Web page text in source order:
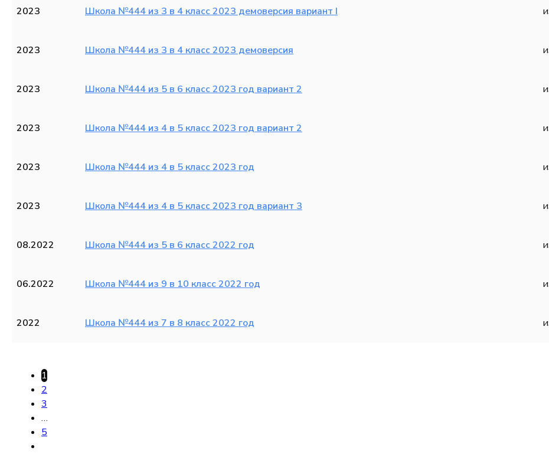
2023 Школа №444 из 3 в 4 класс 2023 демоверсия вариант I
2023 Школа №444 из 3 в 4 класс 2023 демоверсия
2023 Школа №444 из 5 в 6 класс 2023 год вариант 2
2023 Школа №444 из 4 в 5 класс 2023 год вариант 2
2023 Школа №444 из 4 в 5 класс 2023 год
2023 Школа №444 из 4 в 5 класс 2023 год вариант 3
08.2022 Школа №444 из 5 в 6 класс 2022 год
06.2022 Школа №444 из 9 в 10 класс 2022 год
2022 Школа №444 из 7 в 8 класс 2022 год
1
2
3
…
5